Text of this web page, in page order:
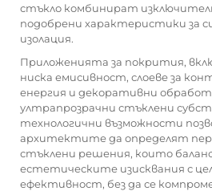
стъкло комбинират
подобрени характеристики за
изолация.
Приложенията за покрития,
ниска емисивност, слоеве за
енергия и декоративни
ултрапрозрачни стъклени
технологични възможности
архитектите да определят
стъклени решения, които
естетическите изисквания с
ефективност, без да се